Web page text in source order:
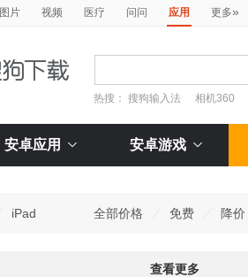
图片 视频 医疗 问问 应用 更多»
热搜：搜狗输入法 相机360
安卓应用 安卓游戏
iPad 全部价格 免费 降价
查看更多